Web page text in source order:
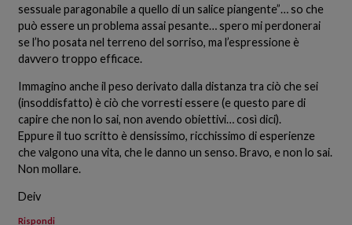
sessuale paragonabile a quello di un salice piangente”… so che
può essere un problema assai pesante… spero mi perdonerai
se l’ho posata nel terreno del sorriso, ma l’espressione è
davvero troppo efficace.
Immagino anche il peso derivato dalla distanza tra ciò che sei
(insoddisfatto) è ciò che vorresti essere (e questo pare di
capire che non lo sai, non avendo obiettivi… così dici).
Eppure il tuo scritto è densissimo, ricchissimo di esperienze
che valgono una vita, che le danno un senso. Bravo, e non lo sai.
Non mollare.
Deiv
Rispondi